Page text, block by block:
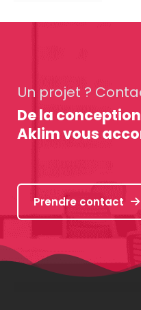
Un projet ?
De la
Aklim vous
Prendre contact